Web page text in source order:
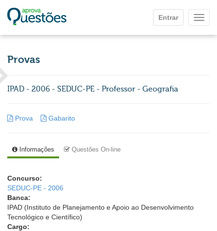
Entrar
Provas
IPAD - 2006 - SEDUC-PE - Professor - Geografia
Prova Gabarito
Informações Questões On-line
Concurso:
SEDUC-PE - 2006
Banca:
IPAD (Instituto de Planejamento e Apoio ao Desenvolvimento
Tecnológico e Científico)
Cargo: